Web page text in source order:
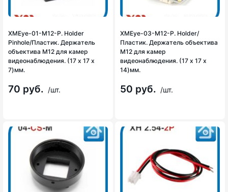
XMEye-01-М12-P. Holder
Pinhole/Пластик. Держатель
объектива М12 для камер
видеонаблюдения. (17 х 17 х
7)мм.
70 руб. /шт.
XMEye-03-М12-P. Holder/
Пластик. Держатель объектива
М12 для камер
видеонаблюдения. (17 х 17 х
14)мм.
50 руб. /шт.